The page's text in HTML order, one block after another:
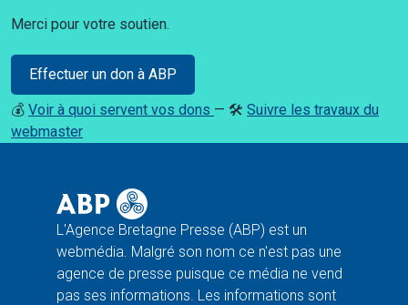
Merci pour votre soutien.
Effectuer un don à ABP
💰 Voir à quoi servent vos dons — 🛠️ Suivre les travaux du
webmaster
L'Agence Bretagne Presse (ABP) est un
webmédia. Malgré son nom ce n'est pas une
agence de presse puisque ce média ne vend
pas ses informations. Les informations sont